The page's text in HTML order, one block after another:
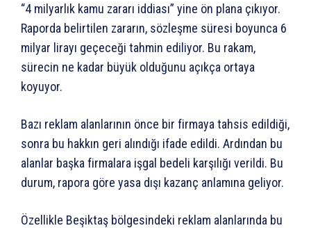
“4 milyarlık kamu zararı iddiası” yine ön plana çıkıyor.
Raporda belirtilen zararın, sözleşme süresi boyunca 6
milyar lirayı geçeceği tahmin ediliyor. Bu rakam,
sürecin ne kadar büyük olduğunu açıkça ortaya
koyuyor.
Bazı reklam alanlarının önce bir firmaya tahsis edildiği,
sonra bu hakkın geri alındığı ifade edildi. Ardından bu
alanlar başka firmalara işgal bedeli karşılığı verildi. Bu
durum, rapora göre yasa dışı kazanç anlamına geliyor.
Özellikle Beşiktaş bölgesindeki reklam alanlarında bu